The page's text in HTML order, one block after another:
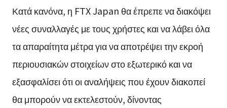
Κατά κανόνα, η FTX Japan θα έπρεπε να διακόψει
νέες συναλλαγές με τους χρήστες και να λάβει όλα
τα απαραίτητα μέτρα για να αποτρέψει την εκροή
περιουσιακών στοιχείων στο εξωτερικό και να
εξασφαλίσει ότι οι αναλήψεις που έχουν διακοπεί
θα μπορούν να εκτελεστούν, δίνοντας